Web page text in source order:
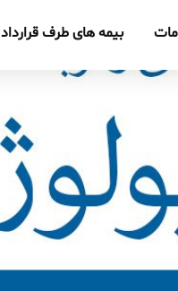
بیمه های طرف قرارداد